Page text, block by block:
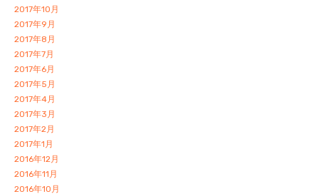
2017年10月
2017年9月
2017年8月
2017年7月
2017年6月
2017年5月
2017年4月
2017年3月
2017年2月
2017年1月
2016年12月
2016年11月
2016年10月